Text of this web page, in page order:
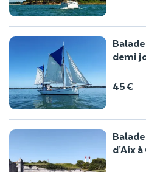
demi
45 €
d’Aix